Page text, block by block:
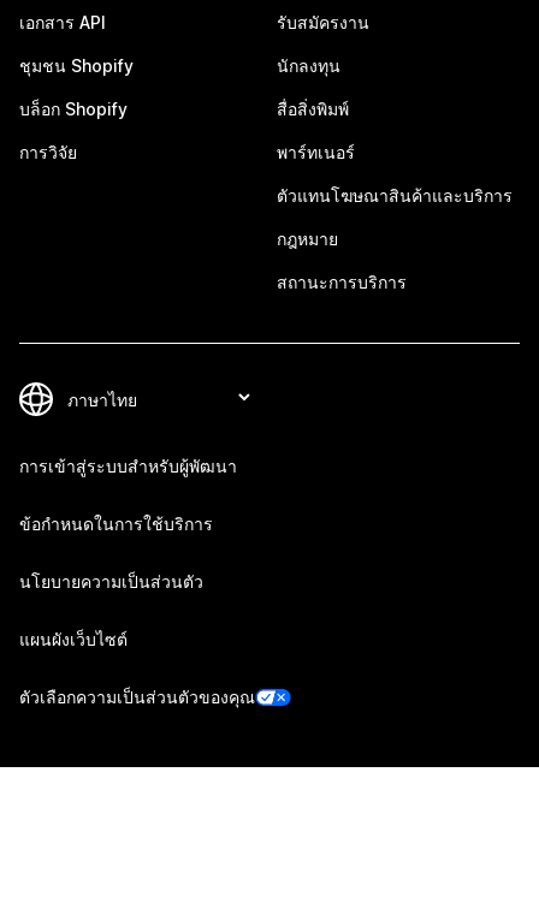
เอกสาร API
ชุมชน Shopify
บล็อก Shopify
การวิจัย
รับสมัครงาน
นักลงทุน
สื่อสิ่งพิมพ์
พาร์ทเนอร์
ตัวแทนโฆษณาสินค้าและบริการ
กฎหมาย
สถานะการบริการ
การเข้าสู่ระบบสำหรับผู้พัฒนา
ข้อกำหนดในการใช้บริการ
นโยบายความเป็นส่วนตัว
แผนผังเว็บไซต์
ตัวเลือกความเป็นส่วนตัวของคุณ